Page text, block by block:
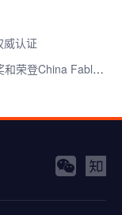
威认证
下一篇：物奇连续三年斩获中国IC设计成就奖和荣登China Fabless100排行榜